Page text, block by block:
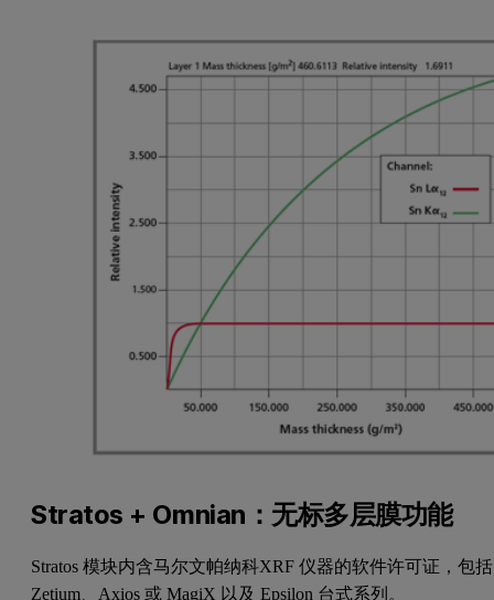
Stratos + Omnian：无标多层膜功能
Stratos 模块内含马尔文帕纳科XRF 仪器的软件许可证，包括
Zetium、Axios 或 MagiX 以及 Epsilon 台式系列。